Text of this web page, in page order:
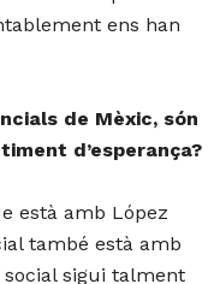
ens han
de Mèxic, són
d’esperança?
està amb López
també està amb
sigui talment